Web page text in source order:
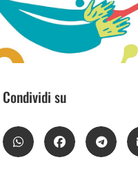
Condividi su